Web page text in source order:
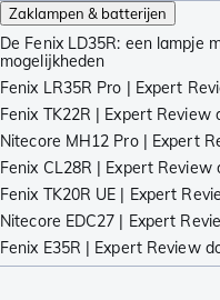
Zaklampen & batterijen
De Fenix LD35R: een lampje
mogelijkheden
Fenix LR35R Pro | Expert
Fenix TK22R | Expert Review
Nitecore MH12 Pro | Expert
Fenix CL28R | Expert Review
Fenix TK20R UE | Expert
Nitecore EDC27 | Expert
Fenix E35R | Expert Review